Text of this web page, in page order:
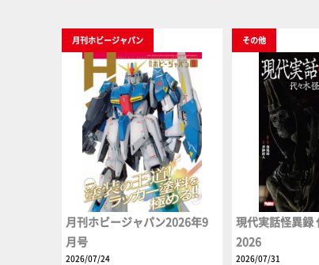
月刊ホビージャパン
月刊ホビージャパン2026年9
月号
2026/07/24
その他
現代実話怪異録
2026
2026/07/31